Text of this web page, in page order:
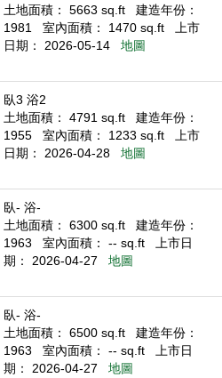
土地面積： 5663 sq.ft
建造年份：
1981
室內面積： 1470 sq.ft
上市
日期： 2026-05-14
地圖
臥3 浴2
土地面積： 4791 sq.ft
建造年份：
1955
室內面積： 1233 sq.ft
上市
日期： 2026-04-28
地圖
臥- 浴-
土地面積： 6300 sq.ft
建造年份：
1963
室內面積： -- sq.ft
上市日
期： 2026-04-27
地圖
臥- 浴-
土地面積： 6500 sq.ft
建造年份：
1963
室內面積： -- sq.ft
上市日
期： 2026-04-27
地圖